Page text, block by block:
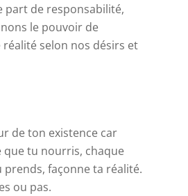
part de responsabilité,
le pouvoir de
selon nos désirs et
de ton existence car
que tu nourris, chaque
prends, façonne ta réalité.
ou pas.